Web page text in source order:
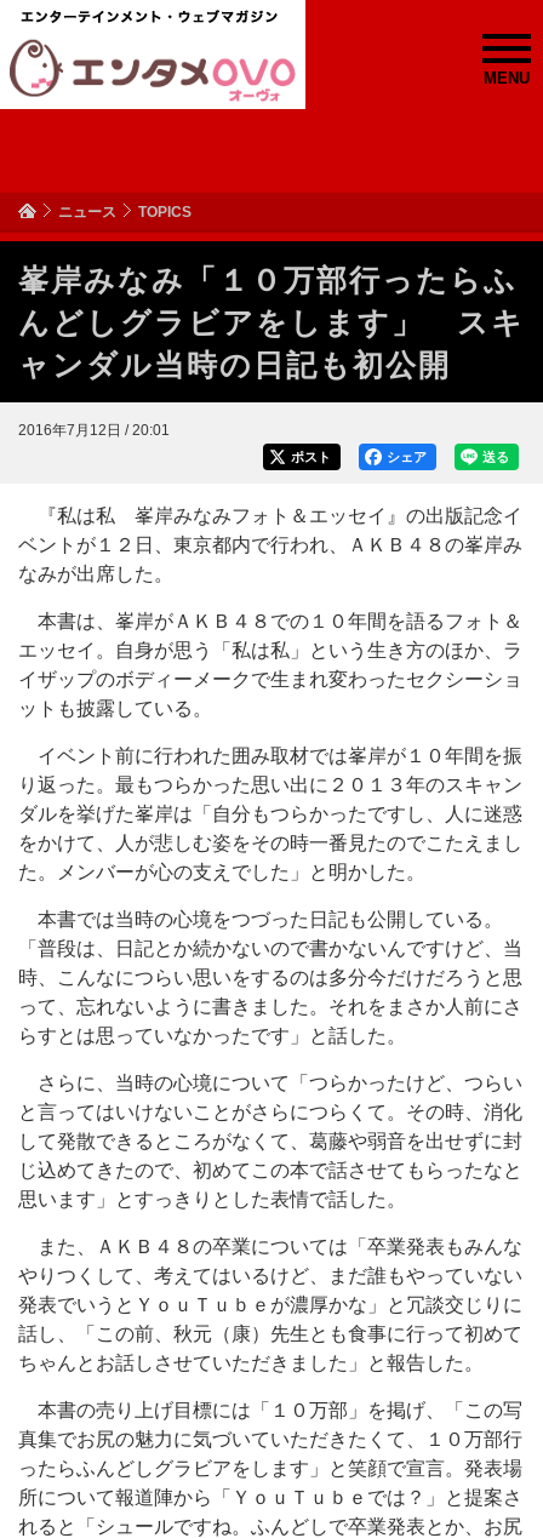
MENU
ニュース TOPICS
峯岸みなみ「１０万部行ったらふ
んどしグラビアをします」 スキ
ャンダル当時の日記も初公開
2016年7月12日 / 20:01
送る
シェア
ポスト
『私は私 峯岸みなみフォト＆エッセイ』の出版記念イ
ベントが１２日、東京都内で行われ、ＡＫＢ４８の峯岸み
なみが出席した。
本書は、峯岸がＡＫＢ４８での１０年間を語るフォト＆
エッセイ。自身が思う「私は私」という生き方のほか、ラ
イザップのボディーメークで生まれ変わったセクシーショ
ットも披露している。
イベント前に行われた囲み取材では峯岸が１０年間を振
り返った。最もつらかった思い出に２０１３年のスキャン
ダルを挙げた峯岸は「自分もつらかったですし、人に迷惑
をかけて、人が悲しむ姿をその時一番見たのでこたえまし
た。メンバーが心の支えでした」と明かした。
本書では当時の心境をつづった日記も公開している。
「普段は、日記とか続かないので書かないんですけど、当
時、こんなにつらい思いをするのは多分今だけだろうと思
って、忘れないように書きました。それをまさか人前にさ
らすとは思っていなかったです」と話した。
さらに、当時の心境について「つらかったけど、つらい
と言ってはいけないことがさらにつらくて。その時、消化
して発散できるところがなくて、葛藤や弱音を出せずに封
じ込めてきたので、初めてこの本で話させてもらったなと
思います」とすっきりとした表情で話した。
また、ＡＫＢ４８の卒業については「卒業発表もみんな
やりつくして、考えてはいるけど、まだ誰もやっていない
発表でいうとＹｏｕＴｕｂｅが濃厚かな」と冗談交じりに
話し、「この前、秋元（康）先生とも食事に行って初めて
ちゃんとお話しさせていただきました」と報告した。
本書の売り上げ目標には「１０万部」を掲げ、「この写
真集でお尻の魅力に気づいていただきたくて、１０万部行
ったらふんどしグラビアをします」と笑顔で宣言。発表場
所について報道陣から「ＹｏｕＴｕｂｅでは？」と提案さ
れると「シュールですね。ふんどしで卒業発表とか、お尻